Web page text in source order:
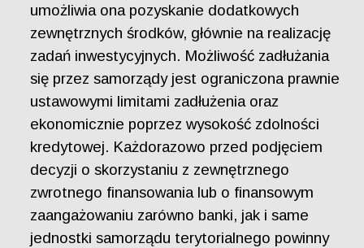
umożliwia ona pozyskanie dodatkowych
zewnętrznych środków, głównie na realizację
zadań inwestycyjnych. Możliwość zadłużania
się przez samorządy jest ograniczona prawnie
ustawowymi limitami zadłużenia oraz
ekonomicznie poprzez wysokość zdolności
kredytowej. Każdorazowo przed podjęciem
decyzji o skorzystaniu z zewnętrznego
zwrotnego finansowania lub o finansowym
zaangażowaniu zarówno banki, jak i same
jednostki samorządu terytorialnego powinny